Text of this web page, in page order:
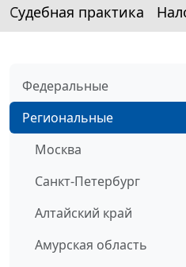
Судебная практика
Федеральные
Региональные
Москва
Санкт-Петербург
Алтайский край
Амурская область